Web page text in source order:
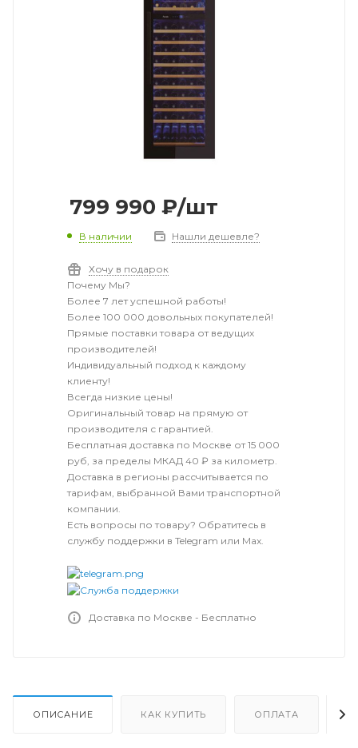
799 990 ₽/шт
В наличии Нашли дешевле?
Хочу в подарок
Почему Мы?
Более 7 лет успешной работы!
Более 100 000 довольных покупателей!
Прямые поставки товара от ведущих
производителей!
Индивидуальный подход к каждому
клиенту!
Всегда низкие цены!
Оригинальный товар на прямую от
производителя с гарантией.
Бесплатная доставка по Москве от 15 000
руб, за пределы МКАД 40 ₽ за километр.
Доставка в регионы рассчитывается по
тарифам, выбранной Вами транспортной
компании.
Есть вопросы по товару? Обратитесь в
службу поддержки в Telegram или Max.
Доставка по Москве - Бесплатно
ОПИСАНИЕ КАК КУПИТЬ ОПЛАТА